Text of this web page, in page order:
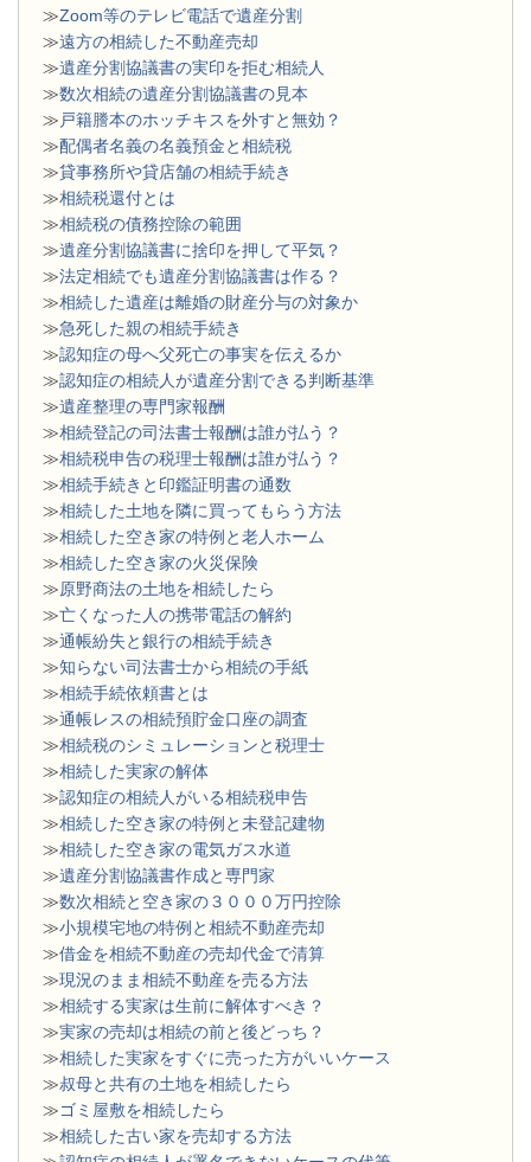
≫Zoom等のテレビ電話で遺産分割
≫遠方の相続した不動産売却
≫遺産分割協議書の実印を拒む相続人
≫数次相続の遺産分割協議書の見本
≫ 戸籍謄本のホッチキスを外すと無効？
≫配偶者名義の名義預金と相続税
≫貸事務所や貸店舗の相続手続き
≫相続税還付とは
≫相続税の債務控除の範囲
≫遺産分割協議書に捨印を押して平気？
≫法定相続でも遺産分割協議書は作る？
≫相続した遺産は離婚の財産分与の対象か
≫急死した親の相続手続き
≫認知症の母へ父死亡の事実を伝えるか
≫認知症の相続人が遺産分割できる判断基準
≫遺産整理の専門家報酬
≫相続登記の司法書士報酬は誰が払う？
≫相続税申告の税理士報酬は誰が払う？
≫相続手続きと印鑑証明書の通数
≫相続した土地を隣に買ってもらう方法
≫相続した空き家の特例と老人ホーム
≫相続した空き家の火災保険
≫原野商法の土地を相続したら
≫亡くなった人の携帯電話の解約
≫通帳紛失と銀行の相続手続き
≫知らない司法書士から相続の手紙
≫相続手続依頼書とは
≫通帳レスの相続預貯金口座の調査
≫相続税のシミュレーションと税理士
≫相続した実家の解体
≫認知症の相続人がいる相続税申告
≫相続した空き家の特例と未登記建物
≫相続した空き家の電気ガス水道
≫遺産分割協議書作成と専門家
≫数次相続と空き家の３０００万円控除
≫小規模宅地の特例と相続不動産売却
≫借金を相続不動産の売却代金で清算
≫現況のまま相続不動産を売る方法
≫相続する実家は生前に解体すべき？
≫実家の売却は相続の前と後どっち？
≫相続した実家をすぐに売った方がいいケース
≫叔母と共有の土地を相続したら
≫ゴミ屋敷を相続したら
≫相続した古い家を売却する方法